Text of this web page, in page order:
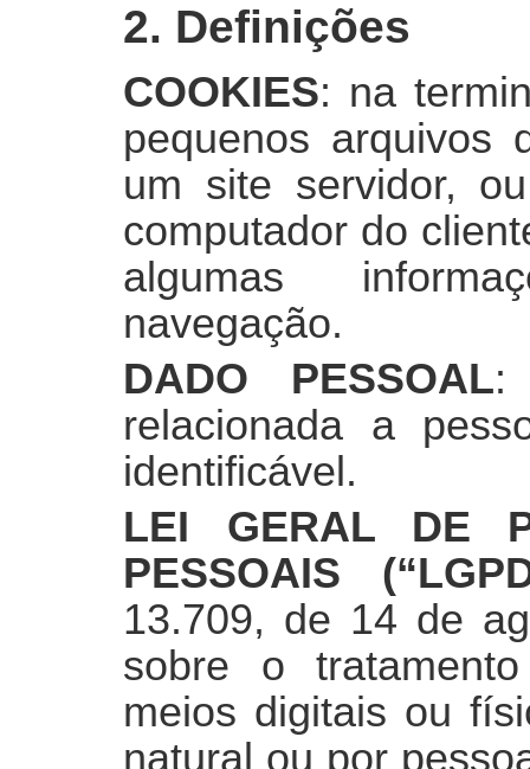
2. Definições
COOKIES: na
pequenos arquivos
um site servidor,
computador do
algumas
navegação.
DADO PESSOAL:
relacionada a
identificável.
LEI GERAL DE
PESSOAIS
13.709, de 14 de
sobre o
meios digitais ou
natural ou por